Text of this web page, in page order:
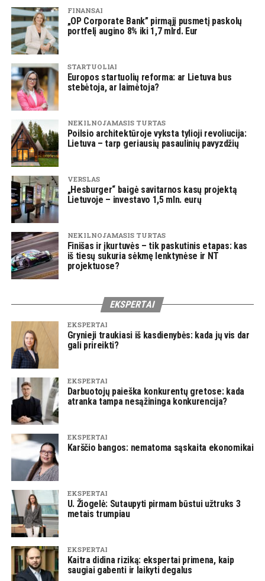
FINANSAI
„OP Corporate Bank” pirmąjį pusmetį paskolų
portfelį augino 8% iki 1,7 mlrd. Eur
STARTUOLIAI
Europos startuolių reforma: ar Lietuva bus
stebėtoja, ar laimėtoja?
NEKILNOJAMASIS TURTAS
Poilsio architektūroje vyksta tylioji revoliucija:
Lietuva – tarp geriausių pasaulinių pavyzdžių
VERSLAS
„Hesburger“ baigė savitarnos kasų projektą
Lietuvoje – investavo 1,5 mln. eurų
NEKILNOJAMASIS TURTAS
Finišas ir įkurtuvės – tik paskutinis etapas: kas
iš tiesų sukuria sėkmę lenktynėse ir NT
projektuose?
EKSPERTAI
EKSPERTAI
Grynieji traukiasi iš kasdienybės: kada jų vis dar
gali prireikti?
EKSPERTAI
Darbuotojų paieška konkurentų gretose: kada
atranka tampa nesąžininga konkurencija?
EKSPERTAI
Karščio bangos: nematoma sąskaita ekonomikai
EKSPERTAI
U. Žiogelė: Sutaupyti pirmam būstui užtruks 3
metais trumpiau
EKSPERTAI
Kaitra didina riziką: ekspertai primena, kaip
saugiai gabenti ir laikyti degalus